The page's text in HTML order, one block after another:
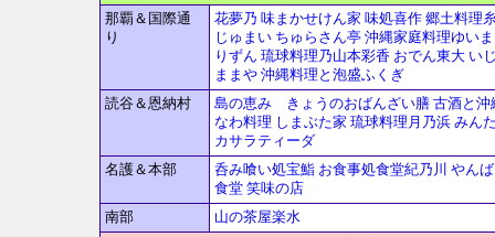
那覇＆国際通
り
花夢乃 味まかせけん家 味処喜作 郷土料理
じゅまい ちゅらさん亭 沖縄家庭料理ゆい
りずん 琉球料理乃山本彩香 おでん東大 い
ままや 沖縄料理と泡盛ふくぎ
読谷＆恩納村
島の恵み きょうのおばんざい膳 古酒と沖
なわ料理 しまぶた家 琉球料理月乃浜 みん
カサラティーダ
名護＆本部
呑み喰い処宝鮨 お食事処食堂紀乃川 やん
食堂 笑味の店
南部
山の茶屋楽水